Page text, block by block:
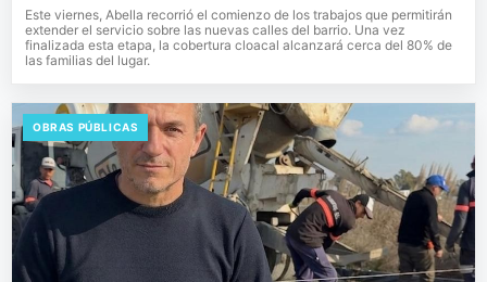
Este viernes, Abella recorrió el comienzo de los trabajos que permitirán
extender el servicio sobre las nuevas calles del barrio. Una vez
finalizada esta etapa, la cobertura cloacal alcanzará cerca del 80% de
las familias del lugar.
OBRAS PÚBLICAS